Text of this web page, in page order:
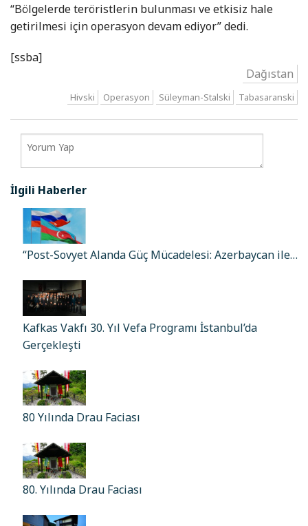
“Bölgelerde teröristlerin bulunması ve etkisiz hale
getirilmesi için operasyon devam ediyor” dedi.
[ssba]
Dağıstan
Hivski Operasyon Süleyman-Stalski Tabasaranski
İlgili Haberler
“Post-Sovyet Alanda Güç Mücadelesi: Azerbaycan ile…
Kafkas Vakfı 30. Yıl Vefa Programı İstanbul’da
Gerçekleşti
80 Yılında Drau Faciası
80. Yılında Drau Faciası